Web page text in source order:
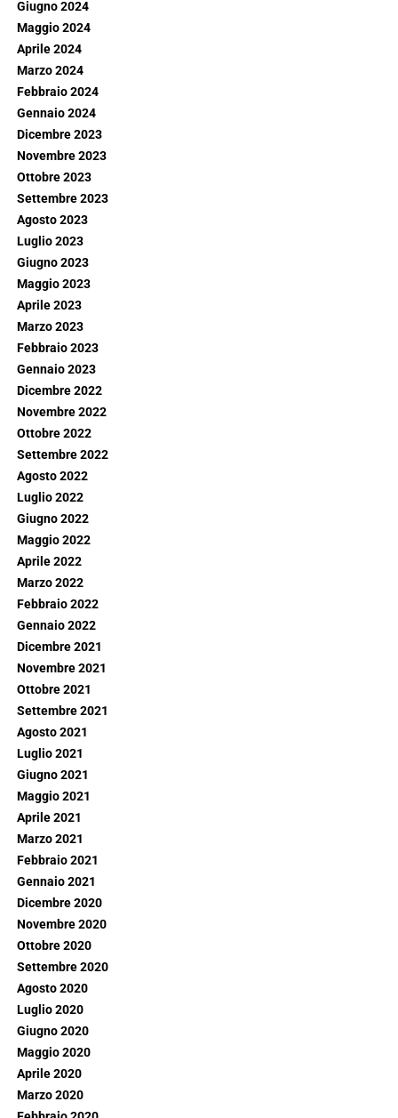
Giugno 2024
Maggio 2024
Aprile 2024
Marzo 2024
Febbraio 2024
Gennaio 2024
Dicembre 2023
Novembre 2023
Ottobre 2023
Settembre 2023
Agosto 2023
Luglio 2023
Giugno 2023
Maggio 2023
Aprile 2023
Marzo 2023
Febbraio 2023
Gennaio 2023
Dicembre 2022
Novembre 2022
Ottobre 2022
Settembre 2022
Agosto 2022
Luglio 2022
Giugno 2022
Maggio 2022
Aprile 2022
Marzo 2022
Febbraio 2022
Gennaio 2022
Dicembre 2021
Novembre 2021
Ottobre 2021
Settembre 2021
Agosto 2021
Luglio 2021
Giugno 2021
Maggio 2021
Aprile 2021
Marzo 2021
Febbraio 2021
Gennaio 2021
Dicembre 2020
Novembre 2020
Ottobre 2020
Settembre 2020
Agosto 2020
Luglio 2020
Giugno 2020
Maggio 2020
Aprile 2020
Marzo 2020